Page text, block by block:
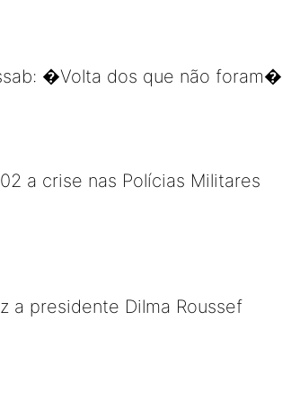
�Volta dos que não foram�
a crise nas Polícias Militares
a presidente Dilma Roussef